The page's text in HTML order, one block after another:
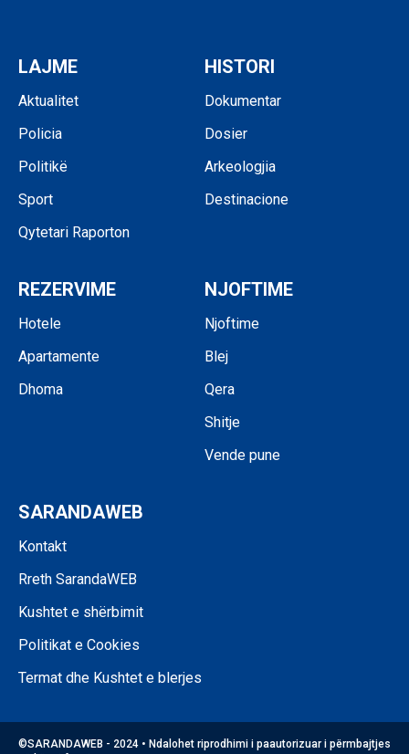
LAJME
Aktualitet
Policia
Politikë
Sport
Qytetari Raporton
HISTORI
Dokumentar
Dosier
Arkeologjia
Destinacione
REZERVIME
Hotele
Apartamente
Dhoma
NJOFTIME
Njoftime
Blej
Qera
Shitje
Vende pune
SARANDAWEB
Kontakt
Rreth SarandaWEB
Kushtet e shërbimit
Politikat e Cookies
Termat dhe Kushtet e blerjes
©SARANDAWEB - 2024 • Ndalohet riprodhimi i paautorizuar i përmbajtjes